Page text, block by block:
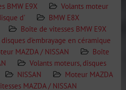
BMW E9X
Volants moteur
d'
BMW E8X
Boîte de vitesses BMW E9X
d'embrayage en céramique
MAZDA / NISSAN
Boîte
Volants moteurs, disques
NISSAN
Moteur MAZDA
MAZDA / NISSAN